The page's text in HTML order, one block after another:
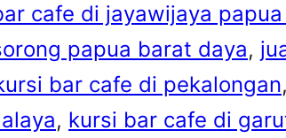
cafe di jayawijaya
papua barat daya,
bar cafe di pekalongan,
, kursi bar cafe di